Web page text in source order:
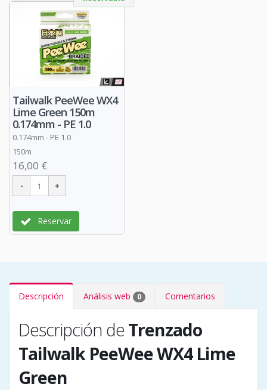
Tailwalk PeeWee WX4
Lime Green 150m
0.174mm - PE 1.0
0.174mm - PE 1.0
150m
16,00 €
Reservar
Descripción Análisis web 0 Comentarios
Descripción deTrenzado
Tailwalk PeeWee WX4 Lime
Green